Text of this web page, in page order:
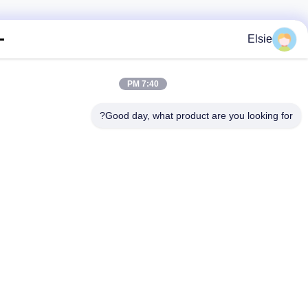
Elsie
7:40 PM
Good day, what product are you looking